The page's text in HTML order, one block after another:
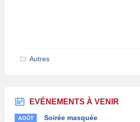
Autres
EVÉNEMENTS À VENIR
AOÛT Soirée masquée